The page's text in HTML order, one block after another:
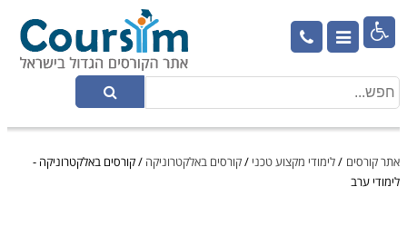

אתר קורסים /לימודי מקצוע טכני /קורסים באלקטרוניקה /קורסים באלקטרוניקה -
לימודי ערב